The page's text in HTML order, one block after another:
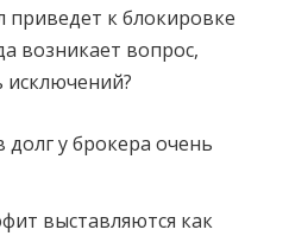
к блокировке
возникает вопрос,
у брокера очень
выставляются как